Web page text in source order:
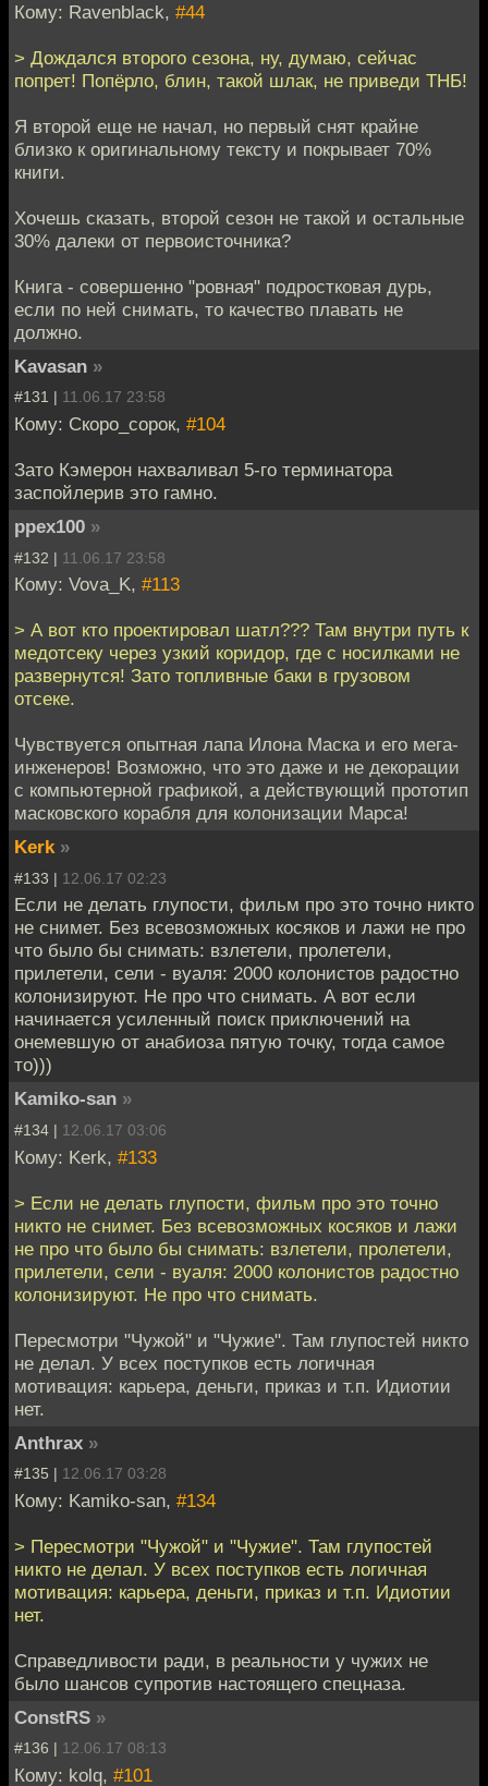
Кому: Ravenblack, #44
> Дождался второго сезона, ну, думаю, сейчас
попрет! Попёрло, блин, такой шлак, не приведи ТНБ!
Я второй еще не начал, но первый снят крайне
близко к оригинальному тексту и покрывает 70%
книги.
Хочешь сказать, второй сезон не такой и остальные
30% далеки от первоисточника?
Книга - совершенно "ровная" подростковая дурь,
если по ней снимать, то качество плавать не
должно.
Kavasan »
#131 | 11.06.17 23:58
Кому: Скоро_сорок, #104
Зато Кэмерон нахваливал 5-го терминатора
заспойлерив это гамно.
ppex100 »
#132 | 11.06.17 23:58
Кому: Vova_K, #113
> А вот кто проектировал шатл??? Там внутри путь к
медотсеку через узкий коридор, где с носилками не
развернутся! Зато топливные баки в грузовом
отсеке.
Чувствуется опытная лапа Илона Маска и его мега-
инженеров! Возможно, что это даже и не декорации
с компьютерной графикой, а действующий прототип
масковского корабля для колонизации Марса!
Kerk »
#133 | 12.06.17 02:23
Если не делать глупости, фильм про это точно никто
не снимет. Без всевозможных косяков и лажи не про
что было бы снимать: взлетели, пролетели,
прилетели, сели - вуаля: 2000 колонистов радостно
колонизируют. Не про что снимать. А вот если
начинается усиленный поиск приключений на
онемевшую от анабиоза пятую точку, тогда самое
то)))
Kamiko-san »
#134 | 12.06.17 03:06
Кому: Kerk, #133
> Если не делать глупости, фильм про это точно
никто не снимет. Без всевозможных косяков и лажи
не про что было бы снимать: взлетели, пролетели,
прилетели, сели - вуаля: 2000 колонистов радостно
колонизируют. Не про что снимать.
Пересмотри "Чужой" и "Чужие". Там глупостей никто
не делал. У всех поступков есть логичная
мотивация: карьера, деньги, приказ и т.п. Идиотии
нет.
Anthrax »
#135 | 12.06.17 03:28
Кому: Kamiko-san, #134
> Пересмотри "Чужой" и "Чужие". Там глупостей
никто не делал. У всех поступков есть логичная
мотивация: карьера, деньги, приказ и т.п. Идиотии
нет.
Справедливости ради, в реальности у чужих не
было шансов супротив настоящего спецназа.
ConstRS »
#136 | 12.06.17 08:13
Кому: kolq, #101